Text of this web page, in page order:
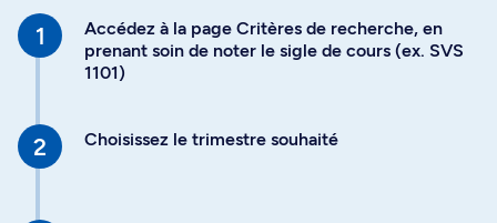
Accédez à la page Critères de recherche, en
prenant soin de noter le sigle de cours (ex. SVS
1101)
Choisissez le trimestre souhaité